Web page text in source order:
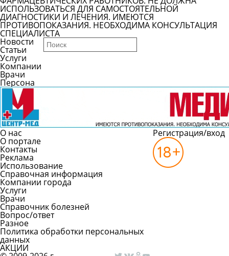
ИСПОЛЬЗОВАТЬСЯ ДЛЯ САМОСТОЯТЕЛЬНОЙ
ДИАГНОСТИКИ И ЛЕЧЕНИЯ. ИМЕЮТСЯ
ПРОТИВОПОКАЗАНИЯ. НЕОБХОДИМА КОНСУЛЬТАЦИЯ
СПЕЦИАЛИСТА
Новости
Статьи
Услуги
Компании
Врачи
Персона
О нас
О портале
Контакты
Реклама
Использование
Справочная информация
Компании города
Услуги
Врачи
Справочник болезней
Вопрос/ответ
Разное
Политика обработки персональных
данных
АКЦИИ
Регистрация/вход